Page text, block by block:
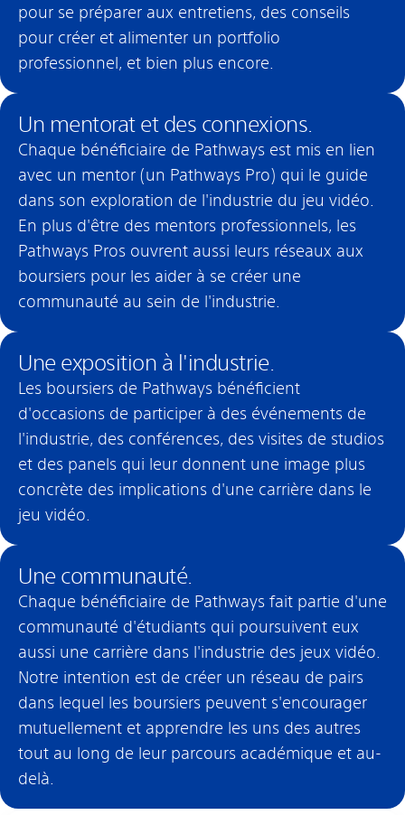
pour se préparer aux entretiens, des conseils
pour créer et alimenter un portfolio
professionnel, et bien plus encore.
Un mentorat et des connexions.
Chaque bénéficiaire de Pathways est mis en lien
avec un mentor (un Pathways Pro) qui le guide
dans son exploration de l'industrie du jeu vidéo.
En plus d'être des mentors professionnels, les
Pathways Pros ouvrent aussi leurs réseaux aux
boursiers pour les aider à se créer une
communauté au sein de l'industrie.
Une exposition à l'industrie.
Les boursiers de Pathways bénéficient
d'occasions de participer à des événements de
l'industrie, des conférences, des visites de studios
et des panels qui leur donnent une image plus
concrète des implications d'une carrière dans le
jeu vidéo.
Une communauté.
Chaque bénéficiaire de Pathways fait partie d'une
communauté d'étudiants qui poursuivent eux
aussi une carrière dans l'industrie des jeux vidéo.
Notre intention est de créer un réseau de pairs
dans lequel les boursiers peuvent s'encourager
mutuellement et apprendre les uns des autres
tout au long de leur parcours académique et au-
delà.